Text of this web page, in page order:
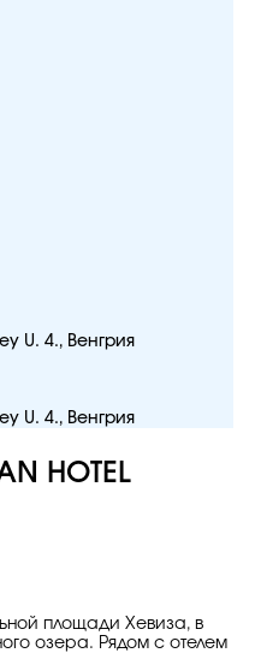
U. 4., Венгрия
U. 4., Венгрия
HOTEL
площади Хевиза, в
озера. Рядом с отелем